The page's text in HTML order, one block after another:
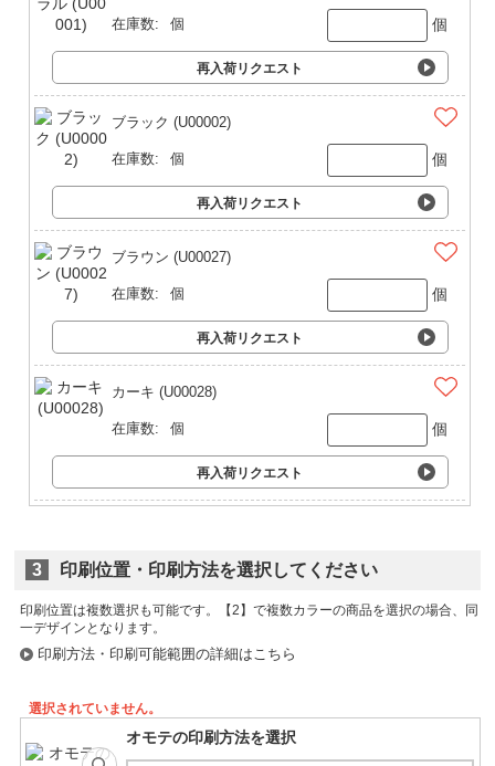
在庫数: 個 個
再入荷リクエスト
ブラック (U00002)
在庫数: 個 個
再入荷リクエスト
ブラウン (U00027)
在庫数: 個 個
再入荷リクエスト
カーキ (U00028)
在庫数: 個 個
再入荷リクエスト
3 印刷位置・印刷方法を選択してください
印刷位置は複数選択も可能です。
印刷方法・印刷可能範囲の詳細はこちら
選択されていません。
オモテの印刷方法を選択